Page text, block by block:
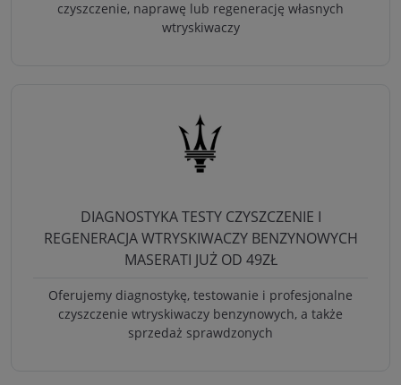
czyszczenie, naprawę lub regenerację własnych
wtryskiwaczy
DIAGNOSTYKA TESTY CZYSZCZENIE I
REGENERACJA WTRYSKIWACZY BENZYNOWYCH
MASERATI JUŻ OD 49ZŁ
Oferujemy diagnostykę, testowanie i profesjonalne
czyszczenie wtryskiwaczy benzynowych, a także
sprzedaż sprawdzonych